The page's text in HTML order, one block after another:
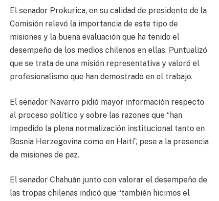
El senador Prokurica, en su calidad de presidente de la
Comisión relevó la importancia de este tipo de
misiones y la buena evaluación que ha tenido el
desempeño de los medios chilenos en ellas. Puntualizó
que se trata de una misión representativa y valoró el
profesionalismo que han demostrado en el trabajo.
El senador Navarro pidió mayor información respecto
al proceso político y sobre las razones que “han
impedido la plena normalización institucional tanto en
Bosnia Herzegovina como en Haití”, pese a la presencia
de misiones de paz.
El senador Chahuán junto con valorar el desempeño de
las tropas chilenas indicó que “también hicimos el